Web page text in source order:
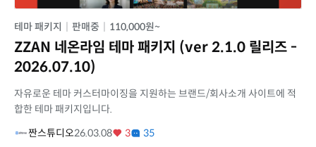
테마 패키지 판매중 110,000원~
ZZAN 네온라임 테마 패키지 (ver 2.1.0 릴리즈 -
2026.07.10)
자유로운 테마 커스터마이징을 지원하는 브랜드/회사소개 사이트에 적
합한 테마 패키지입니다.
짠스튜디오26.03.08 3 35